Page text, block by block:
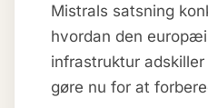
Mistrals satsning
hvordan den
infrastruktur
gøre nu for at